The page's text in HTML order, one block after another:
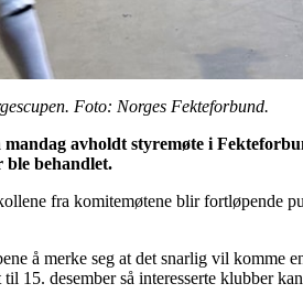
Foto: Norges Fekteforbund.
avholdt styremøte i
ble behandlet.
fra komitemøtene blir fortløpende
å merke seg at det snarlig vil komme
15. desember så interesserte klubber